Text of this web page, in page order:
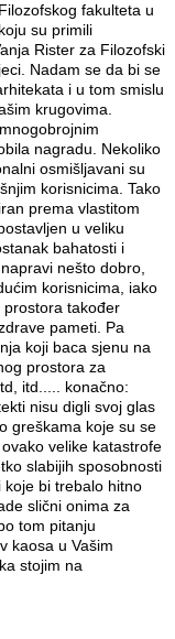
fakulteta u
su primili
Rister za Filozofski
Nadam se da bi se
i u tom smislu
krugovima.
nagradu. Nekoliko
osmišljavani su
korisnicima. Tako
prema vlastitom
u veliku
bahatosti i
nešto dobro,
korisnicima, iako
prostora također
pameti. Pa
koji baca sjenu na
prostora za
itd..... konačno:
nisu digli svoj glas
greškama koje su se
velike katastrofe
slabijih sposobnosti
koje bi trebalo hitno
slični onima za
tom pitanju
kaosa u Vašim
stojim na